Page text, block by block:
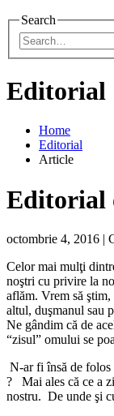
Search
Editorial
Home
Editorial
Article
Editorial
octombrie 4, 2016 |
Celor mai mulţi
noştri cu privire la
aflăm. Vrem să
altul, duşmanul sau
Ne gândim că de
“zisul” omului se
N-ar fi însă de folos
? Mai ales că ce a
nostru. De unde şi